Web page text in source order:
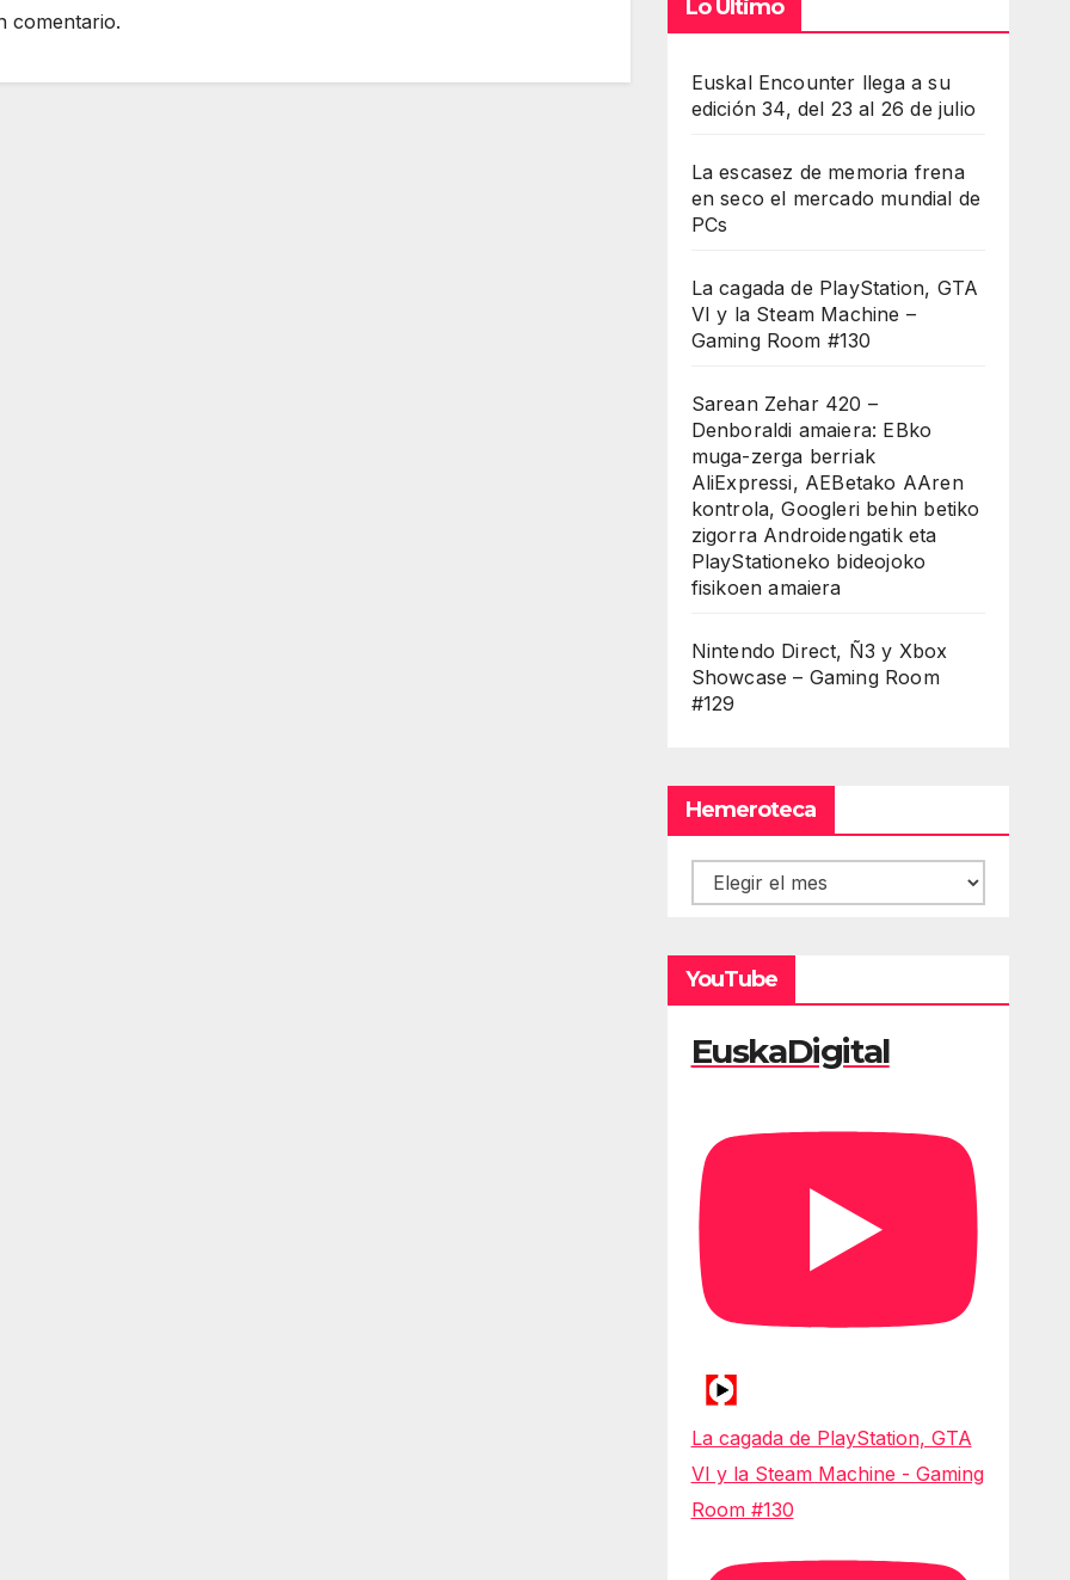
comentario.
Lo Último
Euskal Encounter llega a su
edición 34, del 23 al 26 de julio
La escasez de memoria frena
en seco el mercado mundial de
PCs
La cagada de PlayStation, GTA
VI y la Steam Machine –
Gaming Room #130
Sarean Zehar 420 –
Denboraldi amaiera: EBko
muga-zerga berriak
AliExpressi, AEBetako AAren
kontrola, Googleri behin betiko
zigorra Androidengatik eta
PlayStationeko bideojoko
fisikoen amaiera
Nintendo Direct, Ñ3 y Xbox
Showcase – Gaming Room
#129
Hemeroteca
Hemeroteca
YouTube
EuskaDigital
La cagada de PlayStation, GTA
VI y la Steam Machine - Gaming
Room #130